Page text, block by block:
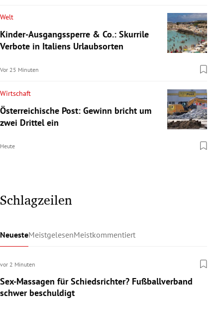
Welt
Kinder-Ausgangssperre & Co.: Skurrile
Verbote in Italiens Urlaubsorten
Vor 25 Minuten
Wirtschaft
Österreichische Post: Gewinn bricht um
zwei Drittel ein
Heute
Schlagzeilen
NeuesteMeistgelesenMeistkommentiert
vor 2 Minuten
Sex-Massagen für Schiedsrichter? Fußballverband
schwer beschuldigt